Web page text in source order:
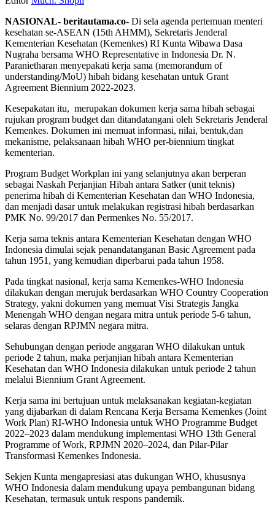
NASIONAL- beritautama.co- Di sela agenda pertemuan menteri
kesehatan se-ASEAN (15th AHMM), Sekretaris Jenderal
Kementerian Kesehatan (Kemenkes) RI Kunta Wibawa Dasa
Nugraha bersama WHO Representative in Indonesia Dr. N.
Paranietharan menyepakati kerja sama (memorandum of
understanding/MoU) hibah bidang kesehatan untuk Grant
Agreement Biennium 2022-2023.
Kesepakatan itu, merupakan dokumen kerja sama hibah sebagai
rujukan program budget dan ditandatangani oleh Sekretaris Jenderal
Kemenkes. Dokumen ini memuat informasi, nilai, bentuk,dan
mekanisme, pelaksanaan hibah WHO per-biennium tingkat
kementerian.
Program Budget Workplan ini yang selanjutnya akan berperan
sebagai Naskah Perjanjian Hibah antara Satker (unit teknis)
penerima hibah di Kementerian Kesehatan dan WHO Indonesia,
dan menjadi dasar untuk melakukan registrasi hibah berdasarkan
PMK No. 99/2017 dan Permenkes No. 55/2017.
Kerja sama teknis antara Kementerian Kesehatan dengan WHO
Indonesia dimulai sejak penandatanganan Basic Agreement pada
tahun 1951, yang kemudian diperbarui pada tahun 1958.
Pada tingkat nasional, kerja sama Kemenkes-WHO Indonesia
dilakukan dengan merujuk berdasarkan WHO Country Cooperation
Strategy, yakni dokumen yang memuat Visi Strategis Jangka
Menengah WHO dengan negara mitra untuk periode 5-6 tahun,
selaras dengan RPJMN negara mitra.
Sehubungan dengan periode anggaran WHO dilakukan untuk
periode 2 tahun, maka perjanjian hibah antara Kementerian
Kesehatan dan WHO Indonesia dilakukan untuk periode 2 tahun
melalui Biennium Grant Agreement.
Kerja sama ini bertujuan untuk melaksanakan kegiatan-kegiatan
yang dijabarkan di dalam Rencana Kerja Bersama Kemenkes (Joint
Work Plan) RI-WHO Indonesia untuk WHO Programme Budget
2022–2023 dalam mendukung implementasi WHO 13th General
Programme of Work, RPJMN 2020–2024, dan Pilar-Pilar
Transformasi Kemenkes Indonesia.
Sekjen Kunta mengapresiasi atas dukungan WHO, khususnya
WHO Indonesia dalam mendukung upaya pembangunan bidang
Kesehatan, termasuk untuk respons pandemik.